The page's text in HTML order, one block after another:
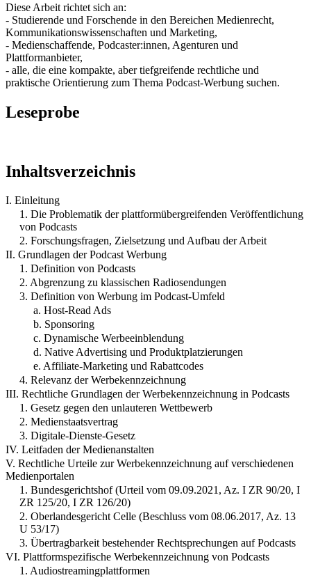
Diese Arbeit richtet sich an:
- Studierende und Forschende in den Bereichen Medienrecht,
Kommunikationswissenschaften und Marketing,
- Medienschaffende, Podcaster:innen, Agenturen und
Plattformanbieter,
- alle, die eine kompakte, aber tiefgreifende rechtliche und
praktische Orientierung zum Thema Podcast-Werbung suchen.
Leseprobe
Inhaltsverzeichnis
I. Einleitung
1. Die Problematik der plattformübergreifenden Veröffentlichung
von Podcasts
2. Forschungsfragen, Zielsetzung und Aufbau der Arbeit
II. Grundlagen der Podcast Werbung
1. Definition von Podcasts
2. Abgrenzung zu klassischen Radiosendungen
3. Definition von Werbung im Podcast-Umfeld
a. Host-Read Ads
b. Sponsoring
c. Dynamische Werbeeinblendung
d. Native Advertising und Produktplatzierungen
e. Affiliate-Marketing und Rabattcodes
4. Relevanz der Werbekennzeichnung
III. Rechtliche Grundlagen der Werbekennzeichnung in Podcasts
1. Gesetz gegen den unlauteren Wettbewerb
2. Medienstaatsvertrag
3. Digitale-Dienste-Gesetz
IV. Leitfaden der Medienanstalten
V. Rechtliche Urteile zur Werbekennzeichnung auf verschiedenen
Medienportalen
1. Bundesgerichtshof (Urteil vom 09.09.2021, Az. I ZR 90/20, I
ZR 125/20, I ZR 126/20)
2. Oberlandesgericht Celle (Beschluss vom 08.06.2017, Az. 13
U 53/17)
3. Übertragbarkeit bestehender Rechtsprechungen auf Podcasts
VI. Plattformspezifische Werbekennzeichnung von Podcasts
1. Audiostreamingplattformen